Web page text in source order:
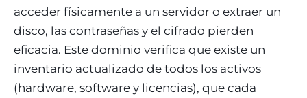
acceder físicamente a un servidor o extraer un
disco, las contraseñas y el cifrado pierden
eficacia. Este dominio verifica que existe un
inventario actualizado de todos los activos
(hardware, software y licencias), que cada